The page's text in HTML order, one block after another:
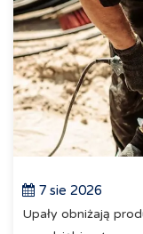
7 sie 2026
Upały obniżają